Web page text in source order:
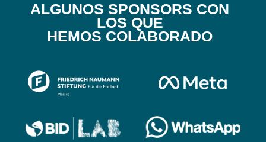
ALGUNOS SPONSORS CON
LOS QUE
HEMOS COLABORADO